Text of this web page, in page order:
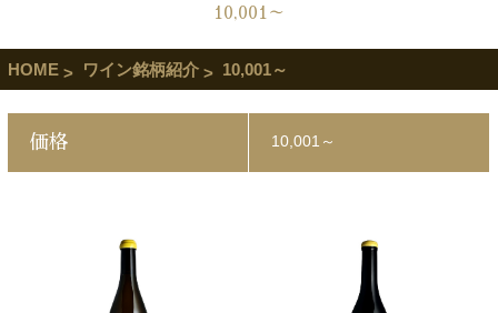
10,001～
HOME ワイン銘柄紹介 10,001～
価格 10,001～